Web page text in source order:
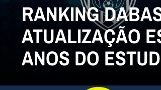
RANKING
ATUALIZAÇÃO
ANOS DO